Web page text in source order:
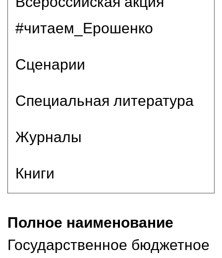
#читаем_Ерошенко
Сценарии
Специальная литература
Журналы
Книги
Полное наименование
Государственное бюджетное